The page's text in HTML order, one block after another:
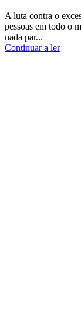
A luta contra o
pessoas em todo o
nada par...
Continuar a ler